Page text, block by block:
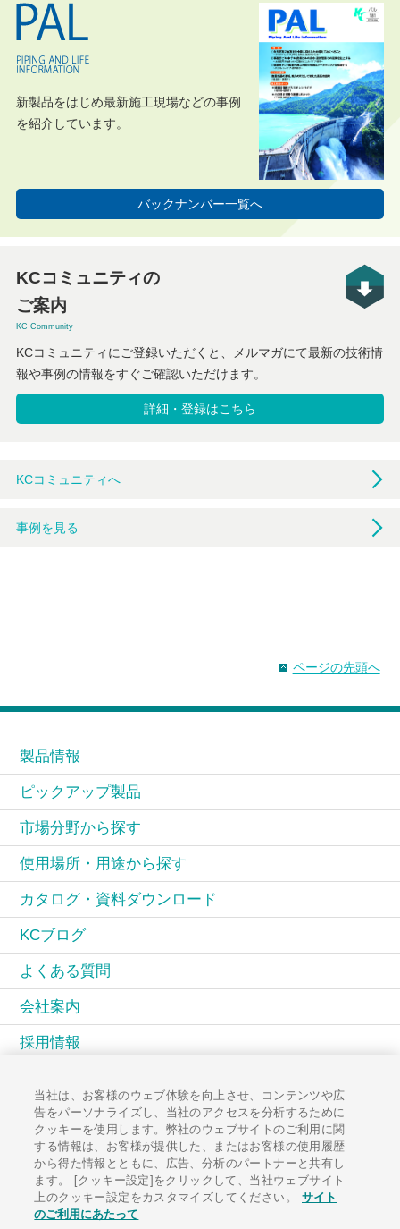
新製品をはじめ最新施工現場などの事例
を紹介しています。
バックナンバー一覧へ
KCコミュニティの
ご案内
KC Community
KCコミュニティにご登録いただくと、メルマガにて最新の技術情
報や事例の情報をすぐご確認いただけます。
詳細・登録はこちら
KCコミュニティへ
事例を見る
ページの先頭へ
製品情報
ピックアップ製品
市場分野から探す
使用場所・用途から探す
カタログ・資料ダウンロード
KCブログ
よくある質問
会社案内
採用情報
広報誌PAL
お知らせ一覧
お問い合わせ
当社は、お客様のウェブ体験を向上させ、コンテンツや広
告をパーソナライズし、当社のアクセスを分析するために
クッキーを使用します。弊社のウェブサイトのご利用に関
する情報は、お客様が提供した、またはお客様の使用履歴
から得た情報とともに、広告、分析のパートナーと共有し
ます。 [クッキー設定]をクリックして、当社ウェブサイト
上のクッキー設定をカスタマイズしてください。
サイト
のご利用にあたって